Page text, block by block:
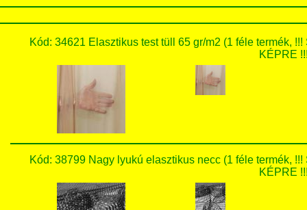
Kód: 34621 Elasztikus test tüll 65 gr/m2 (1 féle termék,
KÉPRE
Kód: 38799 Nagy lyukú elasztikus necc (1 féle termék,
KÉPRE